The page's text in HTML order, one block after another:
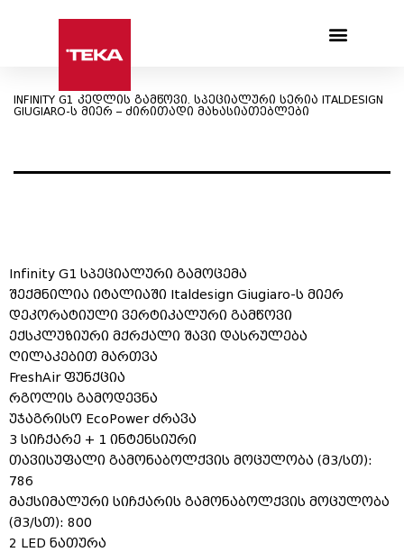
INFINITY G1 კედლის გამწოვი. სპეციალური სერია ITALDESIGN
GIUGIARO-ს მიერ – ძირითადი მახასიათებლები
Infinity G1 სპეციალური გამოცემა
შექმნილია იტალიაში Italdesign Giugiaro-ს მიერ
დეკორატიული ვერტიკალური გამწოვი
ექსკლუზიური მქრქალი შავი დასრულება
ღილაკებით მართვა
FreshAir ფუნქცია
რგოლის გამოდევნა
უჯაგრისო EcoPower ძრავა
3 სიჩქარე + 1 ინტენსიური
თავისუფალი გამონაბოლქვის მოცულობა (მ3/სთ):
786
მაქსიმალური სიჩქარის გამონაბოლქვის მოცულობა
(მ3/სთ): 800
2 LED ნათურა